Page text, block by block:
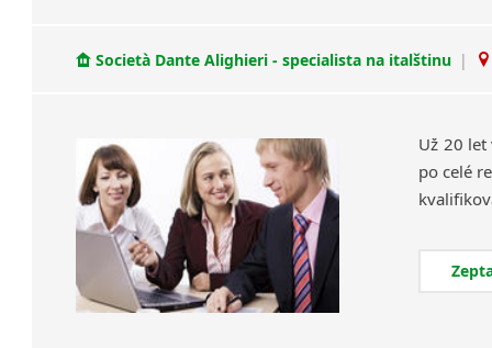
Società Dante Alighieri - specialista na italštinu |
Už 20 let
po celé